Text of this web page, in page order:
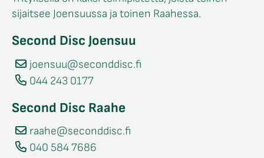
sijaitsee Joensuussa ja toinen Raahessa.
Second Disc Joensuu
joensuu@seconddisc.fi
044 243 0177
Second Disc Raahe
raahe@seconddisc.fi
040 584 7686